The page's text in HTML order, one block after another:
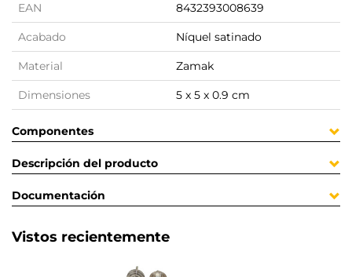
EAN 8432393008639
Acabado Níquel satinado
Material Zamak
Dimensiones 5 x 5 x 0.9 cm
Componentes
Descripción del producto
Documentación
Vistos recientemente